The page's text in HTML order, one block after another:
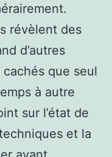
révèlent des
d’autres
que seul
à autre
sur l’état de
et la